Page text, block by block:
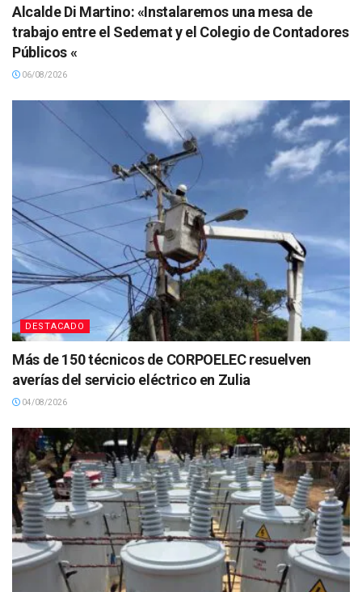
Alcalde Di Martino: «Instalaremos una mesa de
trabajo entre el Sedemat y el Colegio de Contadores
Públicos «
06/08/2026
DESTACADO
Más de 150 técnicos de CORPOELEC resuelven
averías del servicio eléctrico en Zulia
04/08/2026